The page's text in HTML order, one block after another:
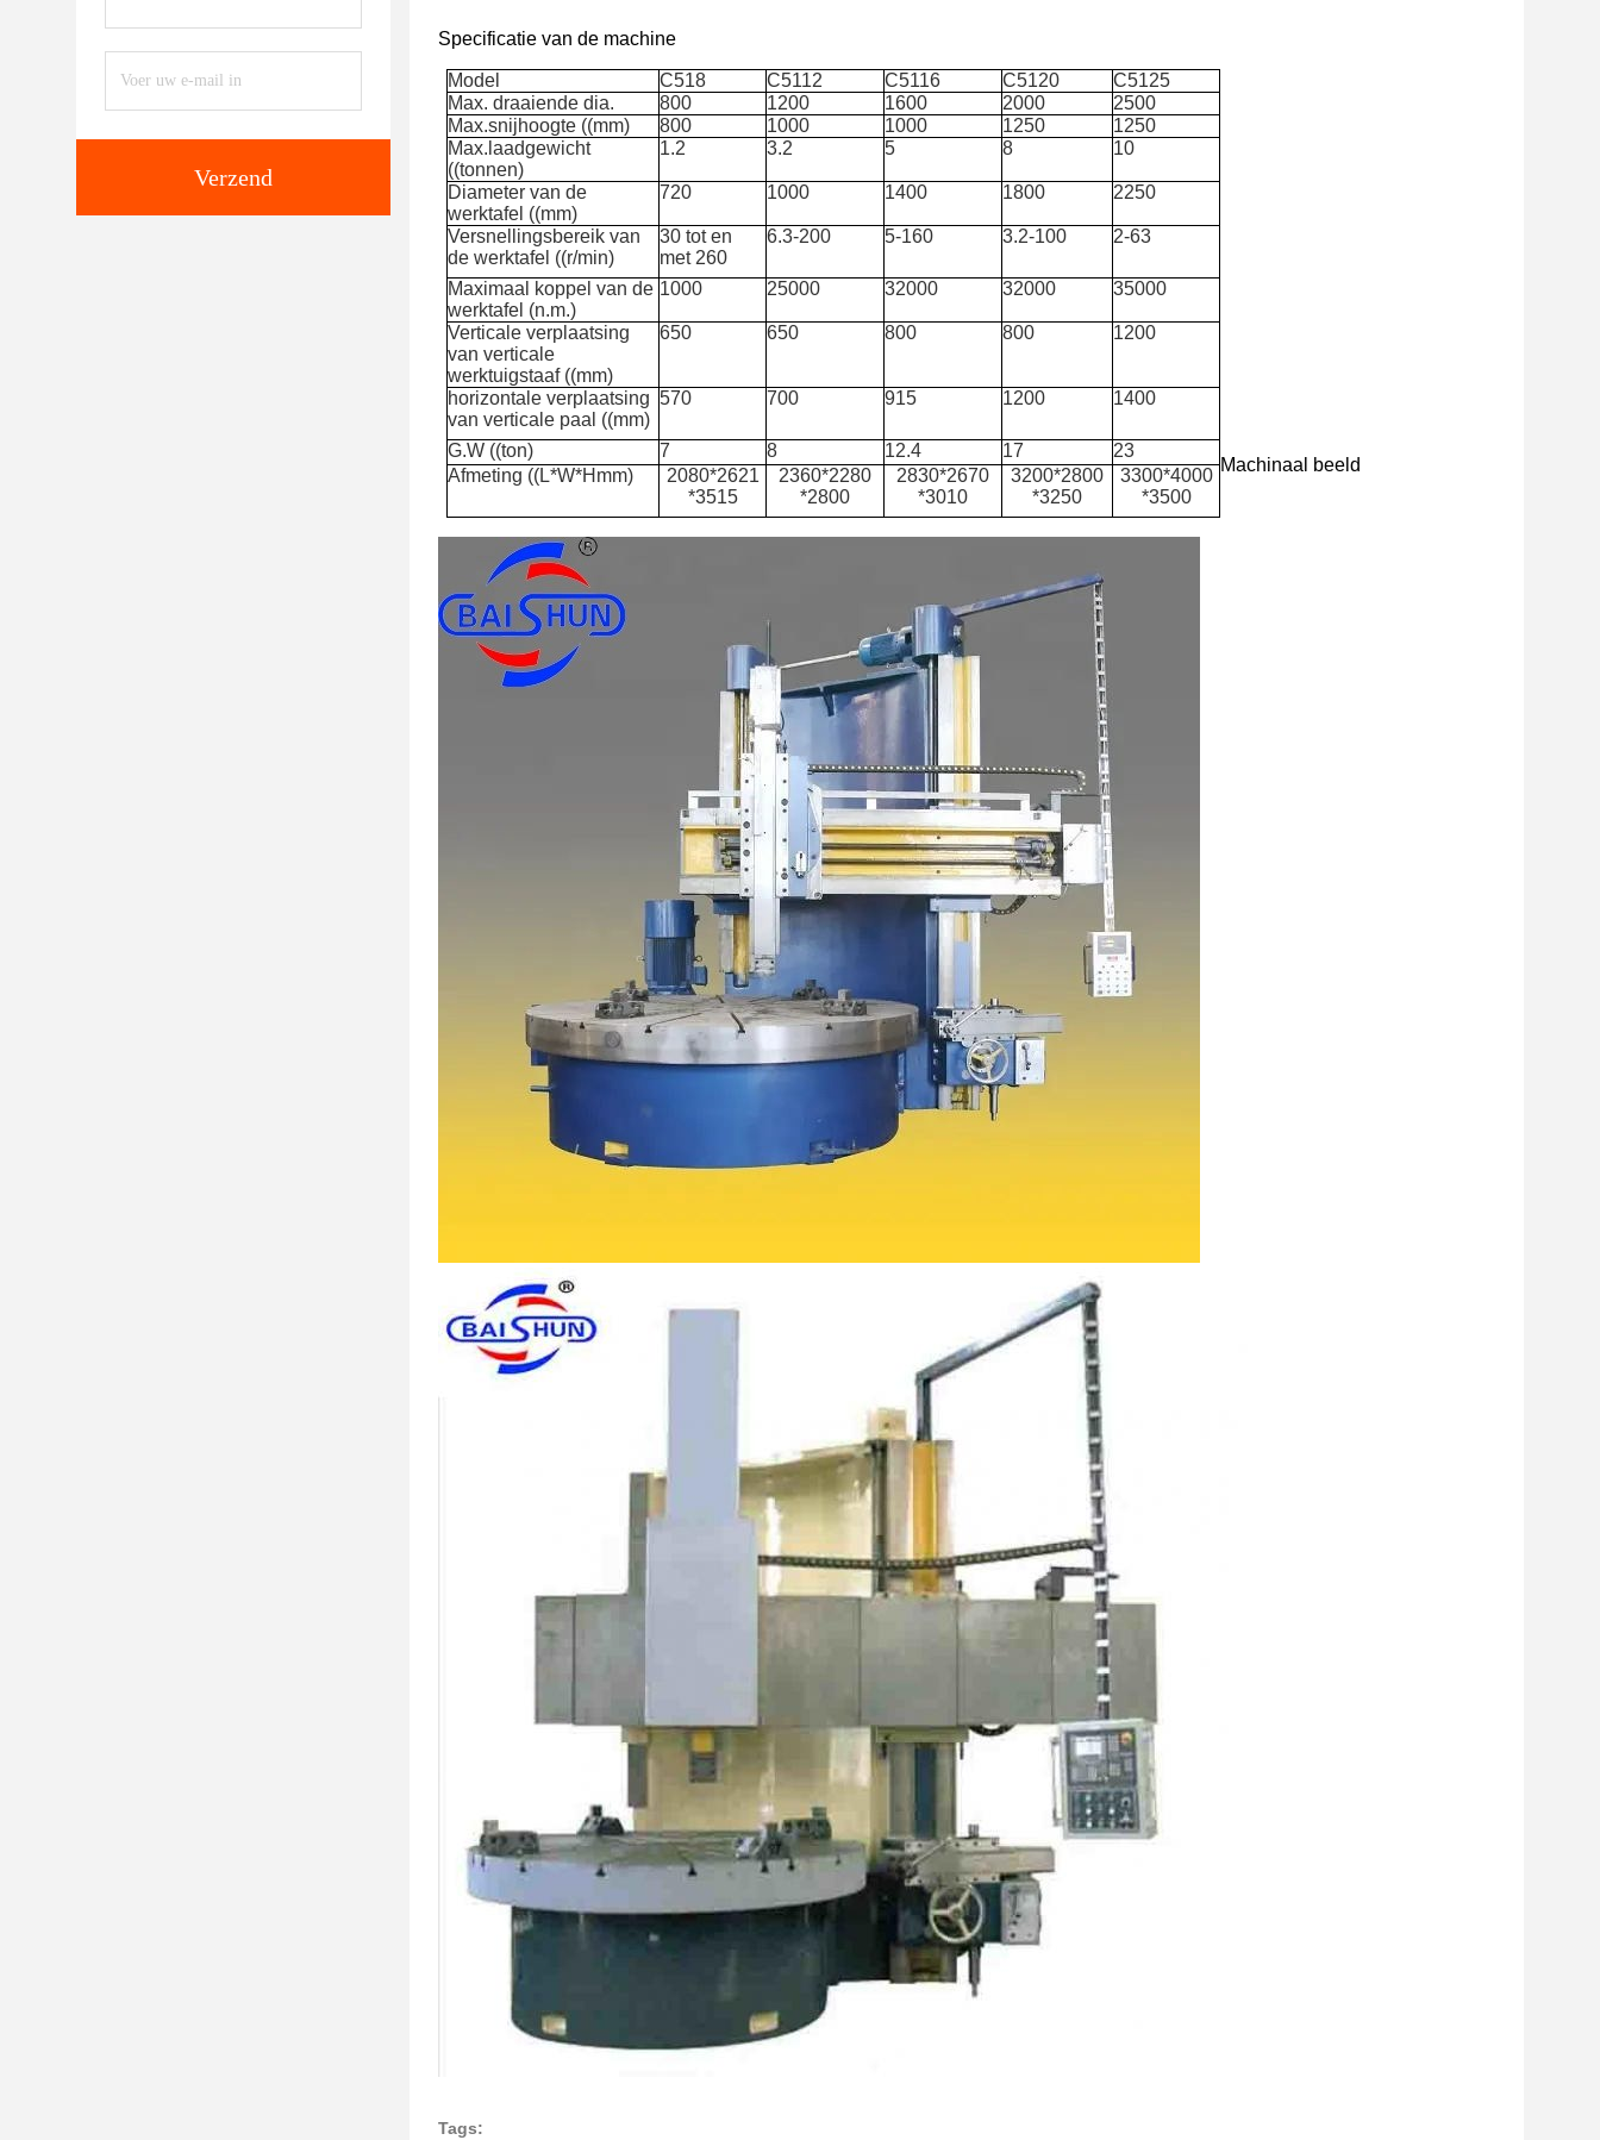
Verzend
Specificatie van de machine
Model C518 C5112 C5116 C5120
C5125
Max. draaiende dia.
800 1200 1600 2000
2500
Max.snijhoogte ((mm)
800 1000 1000 1250
1250
Max.laadgewicht
((tonnen)
1.2 3.2 5 8 10
Diameter van de
werktafel ((mm)
720 1000 1400 1800 2250
Versnellingsbereik van
de werktafel ((r/min)
30 tot en
met 260
6.3-200 5-160 3.2-100 2-63
Maximaal koppel van de
werktafel (n.m.)
1000 25000 32000 32000 35000
Verticale verplaatsing
van verticale
werktuigstaaf ((mm)
650 650 800 800 1200
horizontale verplaatsing
van verticale paal ((mm)
570 700 915 1200 1400
G.W ((ton) 7 8 12.4 17
23
Afmeting ((L*W*Hmm)
2080*2621
*3515
2360*2280
*2800
2830*2670
*3010
3200*2800
*3250
3300*4000
*3500
Machinaal beeld
Tags: